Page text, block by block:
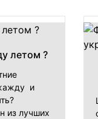
летом ?
и
из лучших